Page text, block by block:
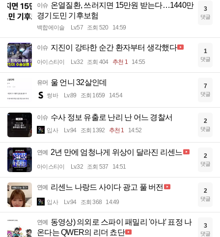
이슈 온열질환, 쓰러지면 15만원 받는다…1440만
경기도민 기후보험
백합에이슬 Lv.57 조회 520 14:59
3
댓글
이슈 지진이 강타한 순간 환자부터 생각했다
아이스티이 Lv.32 조회 404 추천 1 14:55
1
댓글
유머 울 언니 32살인데
썽바 Lv.89 조회 1659 14:54
7
댓글
이슈 수사 정보 유출로 난리 난 어느 경찰서
입사 Lv.94 조회 1392 추천 1 14:52
2
댓글
연예 2년 만에 엄청나게 위상이 달라진 리센느
아이스티이 Lv.32 조회 537 14:51
2
댓글
연예 리센느 나랑드 사이다 광고 풀 버전
입사 Lv.94 조회 368 14:49
2
댓글
연예 동영상) 의외로 스파이 패밀리 '아냐' 표정 나
온다는 QWER의 리더 쵸단
3
댓글